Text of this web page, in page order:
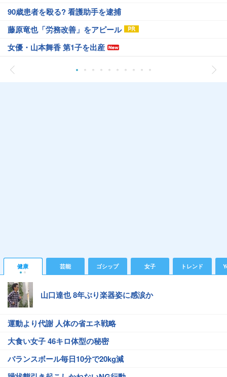
90歳患者を殴る? 看護助手を逮捕
藤原竜也「労務改善」をアピール
女優・山本舞香 第1子を出産
健康 芸能 ゴシップ 女子 トレンド
山口達也 8年ぶり楽器姿に感涙か
運動より代謝 人体の省エネ戦略
大食い女子 46キロ体型の秘密
バランスボール毎日10分で20kg減